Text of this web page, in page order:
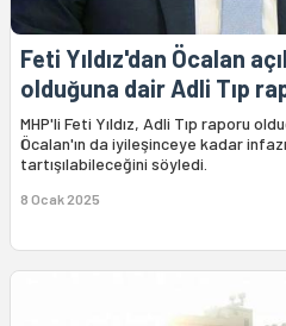
Feti Yıldız'dan Öcalan
olduğuna dair Adli Tıp
MHP'li Feti Yıldız, Adli Tıp raporu
Öcalan'ın da iyileşinceye kadar
tartışılabileceğini söyledi.
8 Ocak 2025